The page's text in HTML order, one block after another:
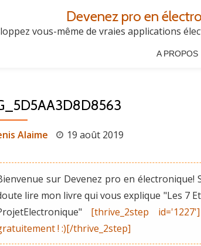
Devenez pro en
vous-même de vraies applications
A PROPOS
Alaime 19 août 2019
sur Devenez pro en électronique!
lire mon livre qui vous explique "Les 7
[thrive_2step
! :)[/thrive_2step]